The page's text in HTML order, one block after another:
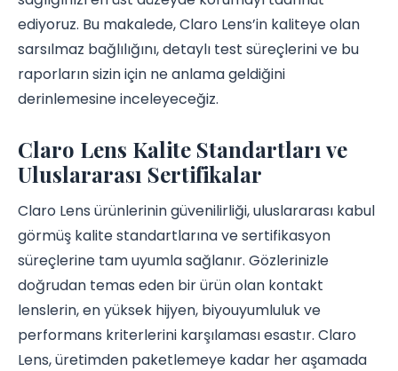
ediyoruz. Bu makalede, Claro Lens’in kaliteye olan
sarsılmaz bağlılığını, detaylı test süreçlerini ve bu
raporların sizin için ne anlama geldiğini
derinlemesine inceleyeceğiz.
Claro Lens Kalite Standartları ve
Uluslararası Sertifikalar
Claro Lens ürünlerinin güvenilirliği, uluslararası kabul
görmüş kalite standartlarına ve sertifikasyon
süreçlerine tam uyumla sağlanır. Gözlerinizle
doğrudan temas eden bir ürün olan kontakt
lenslerin, en yüksek hijyen, biyouyumluluk ve
performans kriterlerini karşılaması esastır. Claro
Lens, üretimden paketlemeye kadar her aşamada